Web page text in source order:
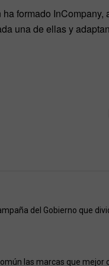
formado InCompany,
una de ellas y
del Gobierno que
las marcas que mejor